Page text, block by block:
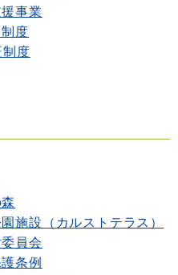
事業
度
制度
施設（カルストテラス）
員会
条例